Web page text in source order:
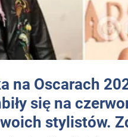
na Oscarach
się na
stylistów.